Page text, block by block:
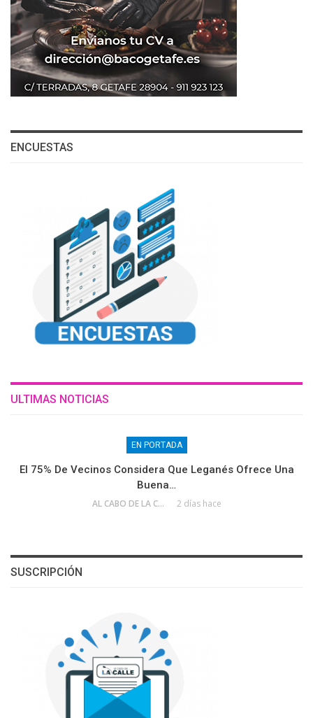
ENCUESTAS
ULTIMAS NOTICIAS
EN PORTADA
El 75% De Vecinos Considera Que Leganés Ofrece Una
Buena…
AL CABO DE LA CALLE 2 días hace
SUSCRIPCIÓN